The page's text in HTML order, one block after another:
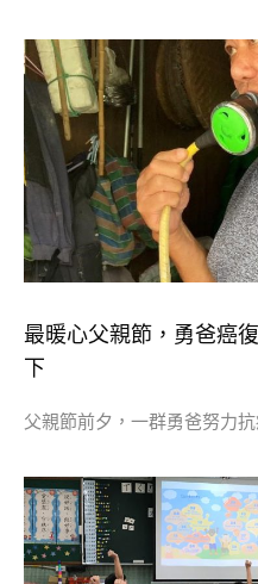
最暖心父親節，勇爸癌
下
父親節前夕，一群勇爸努力